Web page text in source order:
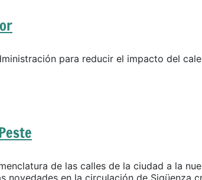
para reducir el impacto del
de las calles de la ciudad a la
novedades en la circulación de Sigüenza